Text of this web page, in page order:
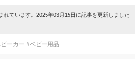
れています。2025年03月15日に記事を更新しました
ーカー #ベビー用品